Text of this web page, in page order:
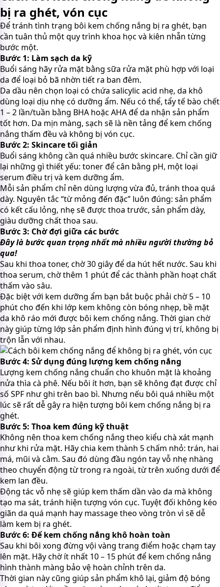
bị ra ghét, vón cục
Để tránh tình trạng bôi kem chống nắng bị ra ghét, bạn
cần tuân thủ một quy trình khoa học và kiên nhẫn từng
bước một.
Bước 1: Làm sạch da kỹ
Buổi sáng hãy rửa mặt bằng sữa rửa mặt phù hợp với loại
da để loại bỏ bã nhờn tiết ra ban đêm.
Da dầu nên chọn loại có chứa salicylic acid nhẹ, da khô
dùng loại dịu nhẹ có dưỡng ẩm. Nếu có thể, tẩy tế bào chết
1 – 2 lần/tuần bằng BHA hoặc AHA để da nhận sản phẩm
tốt hơn. Da mịn màng, sạch sẽ là nền tảng để kem chống
nắng thấm đều và không bị vón cục.
Bước 2: Skincare tối giản
Buổi sáng không cần quá nhiều bước skincare. Chỉ cần giữ
lại những gì thiết yếu: toner để cân bằng pH, một loại
serum điều trị và kem dưỡng ẩm.
Mỗi sản phẩm chỉ nên dùng lượng vừa đủ, tránh thoa quá
dày. Nguyên tắc “từ mỏng đến đặc” luôn đúng: sản phẩm
có kết cấu lỏng, nhẹ sẽ được thoa trước, sản phẩm dày,
giàu dưỡng chất thoa sau.
Bước 3: Chờ đợi giữa các bước
Đây là bước quan trọng nhất mà nhiều người thường bỏ
qua!
Sau khi thoa toner, chờ 30 giây để da hút hết nước. Sau khi
thoa serum, chờ thêm 1 phút để các thành phần hoạt chất
thấm vào sâu.
Đặc biệt với kem dưỡng ẩm bạn bắt buộc phải chờ 5 – 10
phút cho đến khi lớp kem không còn bóng nhẹp, bề mặt
da khô ráo mới được bôi kem chống nắng. Thời gian chờ
này giúp từng lớp sản phẩm định hình đúng vị trí, không bị
trộn lẫn với nhau.
Bước 4: Sử dụng đúng lượng kem chống nắng
Lượng kem chống nắng chuẩn cho khuôn mặt là khoảng
nửa thìa cà phê. Nếu bôi ít hơn, bạn sẽ không đạt được chỉ
số SPF như ghi trên bao bì. Nhưng nếu bôi quá nhiều một
lúc sẽ rất dễ gây ra hiện tượng bôi kem chống nắng bị ra
ghét.
Bước 5: Thoa kem đúng kỹ thuật
Không nên thoa kem chống nắng theo kiểu chà xát mạnh
như khi rửa mặt. Hãy chia kem thành 5 chấm nhỏ: trán, hai
má, mũi và cằm. Sau đó dùng đầu ngón tay vỗ nhẹ nhàng
theo chuyển động từ trong ra ngoài, từ trên xuống dưới để
kem lan đều.
Động tác vỗ nhẹ sẽ giúp kem thấm dần vào da mà không
tạo ma sát, tránh hiện tượng vón cục. Tuyệt đối không kéo
giãn da quá mạnh hay massage theo vòng tròn vì sẽ dễ
làm kem bị ra ghét.
Bước 6: Để kem chống nắng khô hoàn toàn
Sau khi bôi xong đừng vội vàng trang điểm hoặc chạm tay
lên mặt. Hãy chờ ít nhất 10 – 15 phút để kem chống nắng
hình thành màng bảo vệ hoàn chỉnh trên da.
Thời gian này cũng giúp sản phẩm khô lại, giảm độ bóng